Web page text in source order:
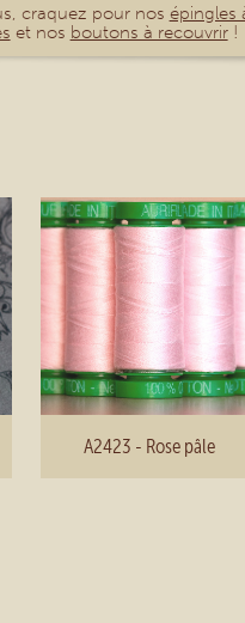
craquez pour nos épingles
et nos boutons à recouvrir!
A2423 - Rose pâle